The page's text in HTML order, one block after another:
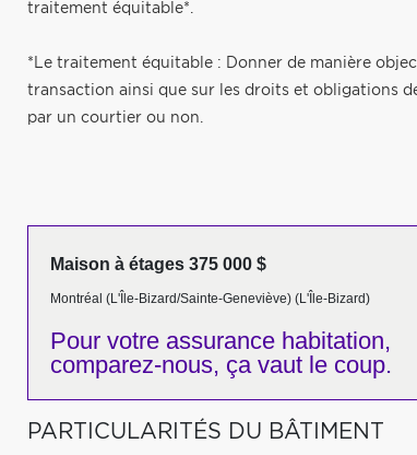
traitement équitable*.
*Le traitement équitable : Donner de manière
transaction ainsi que sur les droits et obligations
par un courtier ou non.
Maison à étages 375 000 $
Montréal (L'Île-Bizard/Sainte-Geneviève) (L'Île-Bizard)
Pour votre assurance habitation,
comparez-nous, ça vaut le coup.
PARTICULARITÉS DU BÂTIMENT